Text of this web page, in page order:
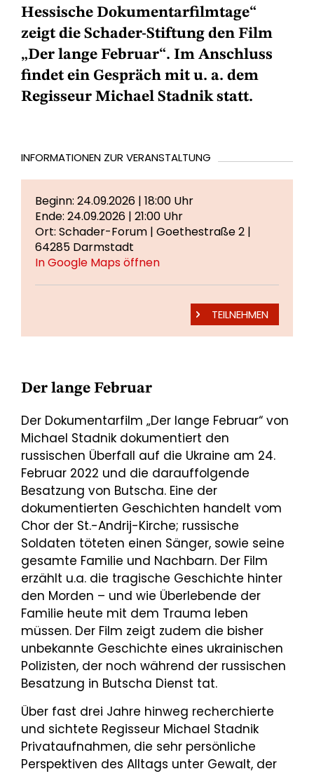
Hessische Dokumentarfilmtage“
zeigt die Schader-Stiftung den Film
„Der lange Februar“. Im Anschluss
findet ein Gespräch mit u. a. dem
Regisseur Michael Stadnik statt.
INFORMATIONEN ZUR VERANSTALTUNG
Beginn: 24.09.2026 | 18:00 Uhr
Ende: 24.09.2026 | 21:00 Uhr
Ort: Schader-Forum | Goethestraße 2 |
64285 Darmstadt
In Google Maps öffnen
TEILNEHMEN
Der lange Februar
Der Dokumentarfilm „Der lange Februar“ von
Michael Stadnik dokumentiert den
russischen Überfall auf die Ukraine am 24.
Februar 2022 und die darauffolgende
Besatzung von Butscha. Eine der
dokumentierten Geschichten handelt vom
Chor der St.-Andrij-Kirche; russische
Soldaten töteten einen Sänger, sowie seine
gesamte Familie und Nachbarn. Der Film
erzählt u.a. die tragische Geschichte hinter
den Morden – und wie Überlebende der
Familie heute mit dem Trauma leben
müssen. Der Film zeigt zudem die bisher
unbekannte Geschichte eines ukrainischen
Polizisten, der noch während der russischen
Besatzung in Butscha Dienst tat.
Über fast drei Jahre hinweg recherchierte
und sichtete Regisseur Michael Stadnik
Privataufnahmen, die sehr persönliche
Perspektiven des Alltags unter Gewalt, der